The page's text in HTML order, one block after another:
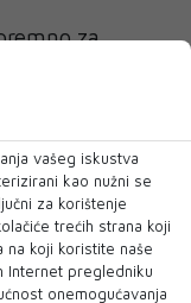
za
to traži.
na kojem će
pišeindex
vašeg iskustva
kao nužni se
za korištenje
trećih strana koji
na koji koristite naše
Internet pregledniku
onemogućavanja